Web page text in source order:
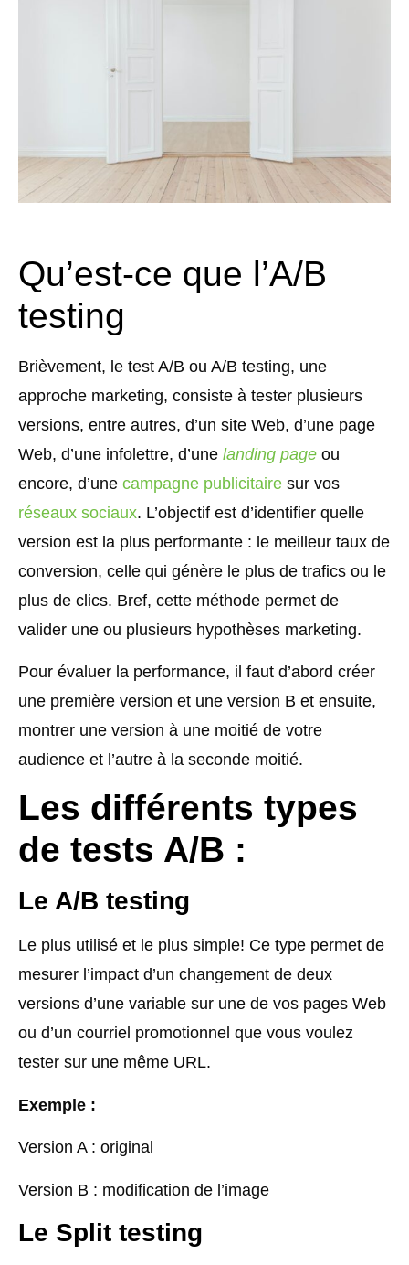
Qu’est-ce que l’A/B
testing
Brièvement, le test A/B ou A/B testing, une
approche marketing, consiste à tester plusieurs
versions, entre autres, d’un site Web, d’une page
Web, d’une infolettre, d’une landing page ou
encore, d’une campagne publicitaire sur vos
réseaux sociaux. L’objectif est d’identifier quelle
version est la plus performante : le meilleur taux de
conversion, celle qui génère le plus de trafics ou le
plus de clics. Bref, cette méthode permet de
valider une ou plusieurs hypothèses marketing.
Pour évaluer la performance, il faut d’abord créer
une première version et une version B et ensuite,
montrer une version à une moitié de votre
audience et l’autre à la seconde moitié.
Les différents types
de tests A/B :
Le A/B testing
Le plus utilisé et le plus simple! Ce type permet de
mesurer l’impact d’un changement de deux
versions d’une variable sur une de vos pages Web
ou d’un courriel promotionnel que vous voulez
tester sur une même URL.
Exemple :
Version A : original
Version B : modification de l’image
Le Split testing